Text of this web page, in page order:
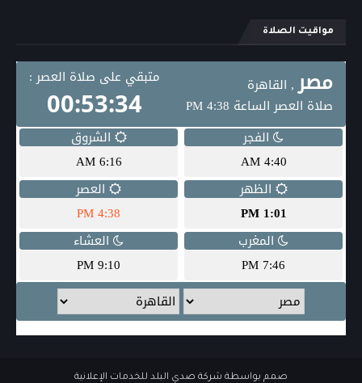
مواقيت الصلاة
صمم بواسطة شركة صدي البلد للخدمات الإعلانية